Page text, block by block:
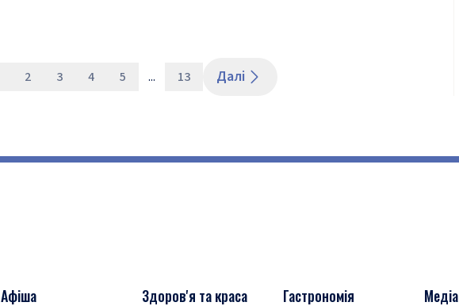
2 3 4 5 ... 13 Далі
Афіша Здоров'я та краса Гастрономія Медіа